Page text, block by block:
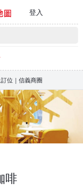
登入
位｜信義商圈
啡